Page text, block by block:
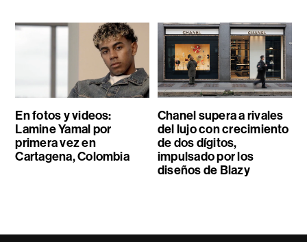
En fotos y videos:
Lamine Yamal por
primera vez en
Cartagena, Colombia
Chanel supera a rivales
del lujo con crecimiento
de dos dígitos,
impulsado por los
diseños de Blazy